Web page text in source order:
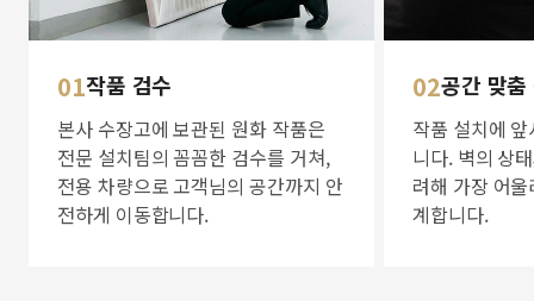
01작품 검수
본사 수장고에 보관된 원화 작품은
전문 설치팀의 꼼꼼한 검수를 거쳐,
전용 차량으로 고객님의 공간까지 안
전하게 이동합니다.
02공간 맞
작품 설치에
니다. 벽의 상
려해 가장 어
계합니다.